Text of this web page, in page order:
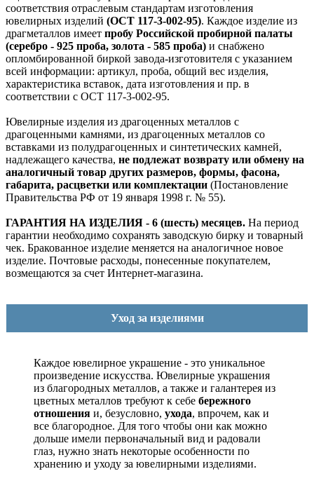
соответствия отраслевым стандартам изготовления
ювелирных изделий (ОСТ 117-3-002-95). Каждое изделие из
драгметаллов имеет пробу Российской пробирной палаты
(серебро - 925 проба, золота - 585 проба) и снабжено
опломбированной биркой завода-изготовителя с указанием
всей информации: артикул, проба, общий вес изделия,
характеристика вставок, дата изготовления и пр. в
соответствии с ОСТ 117-3-002-95.
Ювелирные изделия из драгоценных металлов с
драгоценными камнями, из драгоценных металлов со
вставками из полудрагоценных и синтетических камней,
надлежащего качества, не подлежат возврату или обмену на
аналогичный товар других размеров, формы, фасона,
габарита, расцветки или комплектации (Постановление
Правительства РФ от 19 января 1998 г. № 55).
ГАРАНТИЯ НА ИЗДЕЛИЯ - 6 (шесть) месяцев. На период
гарантии необходимо сохранять заводскую бирку и товарный
чек. Бракованное изделие меняется на аналогичное новое
изделие. Почтовые расходы, понесенные покупателем,
возмещаются за счет Интернет-магазина.
Уход за изделиями
Каждое ювелирное украшение - это уникальное
произведение искусства. Ювелирные украшения
из благородных металлов, а также и галантерея из
цветных металлов требуют к себе бережного
отношения и, безусловно, ухода, впрочем, как и
все благородное. Для того чтобы они как можно
дольше имели первоначальный вид и радовали
глаз, нужно знать некоторые особенности по
хранению и уходу за ювелирными изделиями.